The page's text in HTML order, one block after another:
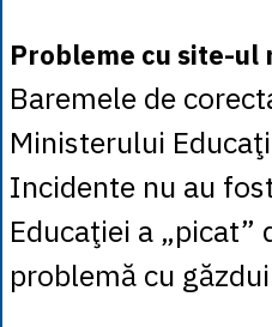
Probleme cu site-ul
Baremele de
Ministerului
Incidente nu au
Educaţiei a
problemă cu